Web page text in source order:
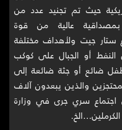
حيث تم تجنيد عدد من
عالية من قوة
جيت ولأهداف مختلفة
النفط أو الجبال على كوكب
ضائع أو جثة ضائعة إلى
والذين يبعدون آلاف
اجتماع سري جرى في وزارة